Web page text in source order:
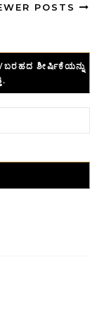
POSTS
ಬರಹದ ಶೀರ್ಷಿಕೆಯನ್ನು